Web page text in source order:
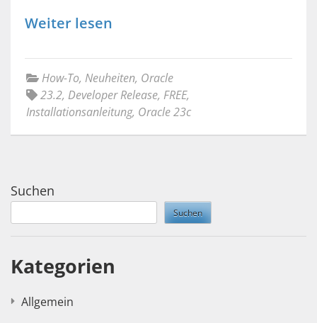
Weiter lesen
How-To, Neuheiten, Oracle
23.2, Developer Release, FREE,
Installationsanleitung, Oracle 23c
Suchen
Suchen
Kategorien
Allgemein